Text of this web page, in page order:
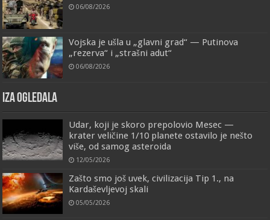
06/08/2026
Vojska je ušla u „glavni grad“ — Putinova
„rezerva“ i „strašni adut“
06/08/2026
IZA OGLEDALA
Udar, koji je skoro prepolovio Mesec —
krater veličine 1/10 planete ostavilo je nešto
više, od samog asteroida
12/05/2026
Zašto smo još uvek, civilizacija Tip 1., na
Kardaševljevoj skali
05/05/2026